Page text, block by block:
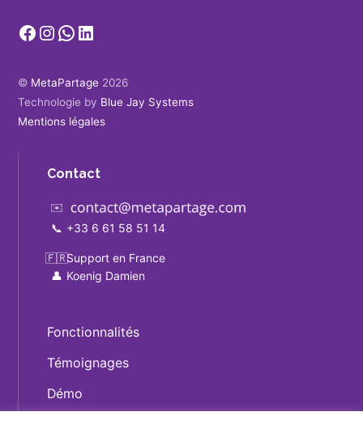
Facebook
Instagram
WhatsApp
LinkedIn
© MetaPartage 2026
Technologie by Blue Jay Systems
Mentions légales
Contact
✉️
📞 +33 6 61 58 51 14
🇫🇷Support en France
👤 Koenig Damien
Fonctionnalités
Témoignages
Démo